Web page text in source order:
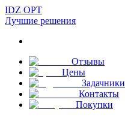
IDZ OPT
Лучшие решения
Отзывы
Цены
Задачники
Контакты
Покупки